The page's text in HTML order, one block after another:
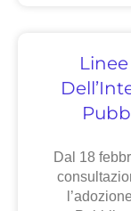
Dal 18